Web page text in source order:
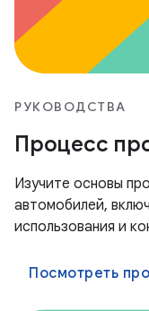
РУКОВОДСТВА
Процесс
Изучите основы
автомобилей,
использования и
Посмотреть